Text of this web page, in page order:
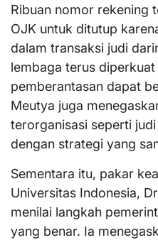
Ribuan nomor rekening
OJK untuk ditutup
dalam transaksi judi
lembaga terus
pemberantasan dapat
Meutya juga
terorganisasi seperti
dengan strategi yang
Sementara itu, pakar
Universitas Indonesia,
menilai langkah
yang benar. Ia